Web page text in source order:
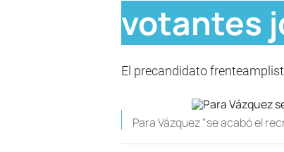
votantes
El precandidato
Para Vázquez "se acabó el